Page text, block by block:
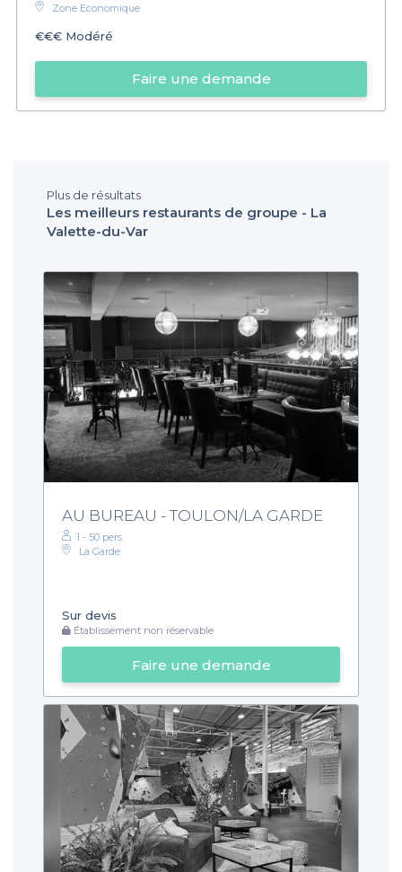
Zone Economique
€€€ Modéré
Faire une demande
Plus de résultats
Les meilleurs restaurants de groupe - La
Valette-du-Var
AU BUREAU - TOULON/LA GARDE
1 - 50 pers.
La Garde
Sur devis
Établissement non réservable
Faire une demande